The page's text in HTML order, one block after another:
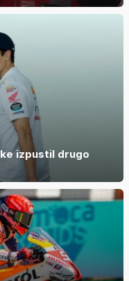
izpustil drugo